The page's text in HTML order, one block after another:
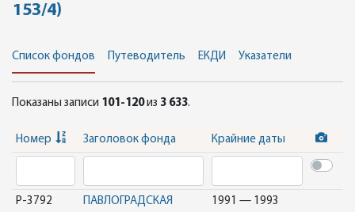
153/4)
Список фондов Путеводитель ЕКДИ Указатели
Показаны записи 101-120из 3 633.
Номер Заголовок фонда Крайние даты
Р-3792
ПАВЛОГРАДСКАЯ
1991 — 1993